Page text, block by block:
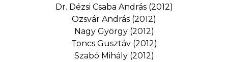
Dr. Dézsi Csaba András (2012)
Ozsvár András (2012)
Nagy György (2012)
Toncs Gusztáv (2012)
Szabó Mihály (2012)